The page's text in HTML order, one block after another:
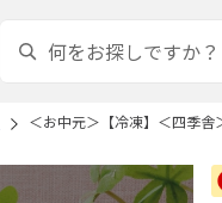
＜お中元＞【冷凍】＜四季舎